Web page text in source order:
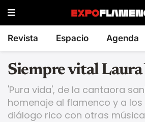
Revista Espacio Agenda
Siempre vital
'Pura vida', de la cantaora
homenaje al flamenco y a los
diálogo rico con otras